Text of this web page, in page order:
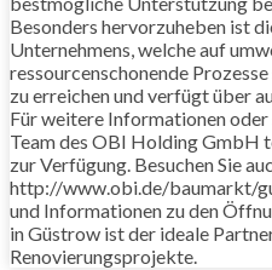
Besonders hervorzuheben ist
Unternehmens, welche auf
ressourcenschonende
zu erreichen und verfügt über
Für weitere Informationen
Team des OBI Holding GmbH
zur Verfügung. Besuchen Sie
http://www.obi.de/baumarkt/
und Informationen zu den
in Güstrow ist der ideale
Renovierungsprojekte.